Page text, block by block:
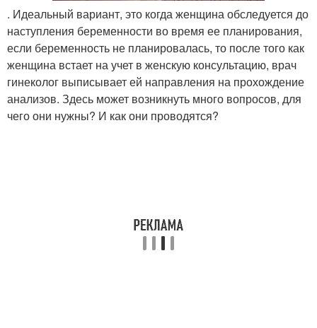
. Идеальный вариант, это когда женщина обследуется до
наступления беременности во время ее планирования,
если беременность не планировалась, то после того как
женщина встает на учет в женскую консультацию, врач
гинеколог выписывает ей направления на прохождение
анализов. Здесь может возникнуть много вопросов, для
чего они нужны? И как они проводятся?